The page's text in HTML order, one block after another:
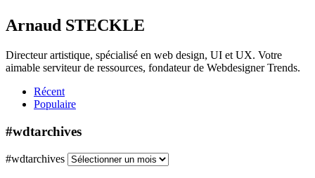
Arnaud STECKLE
Directeur artistique, spécialisé en web design, UI et UX. Votre
aimable serviteur de ressources, fondateur de Webdesigner Trends.
Récent
Populaire
#wdtarchives
#wdtarchives